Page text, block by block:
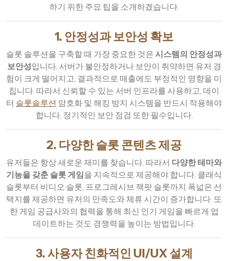
하기 위한 주요 팁을 소개하겠습니다.
1. 안정성과 보안성 확보
슬롯 솔루션을 구축할 때 가장 중요한 것은 시스템의 안정성과
보안성입니다. 서버가 불안정하거나 보안이 취약하면 유저 경
험이 크게 떨어지고, 결과적으로 매출에도 부정적인 영향을 미
칩니다. 따라서 신뢰할 수 있는 서버 인프라를 사용하고, 데이
터 슬롯솔루션 암호화 및 해킹 방지 시스템을 반드시 적용해야
합니다. 정기적인 보안 점검 또한 필수입니다.
2. 다양한 슬롯 콘텐츠 제공
유저들은 항상 새로운 재미를 찾습니다. 따라서 다양한 테마와
기능을 갖춘 슬롯 게임을 지속적으로 제공해야 합니다. 클래식
슬롯부터 비디오 슬롯, 프로그레시브 잭팟 슬롯까지 폭넓은 선
택지를 제공하면 유저의 만족도와 체류 시간이 증가합니다. 또
한 게임 공급사와의 협력을 통해 최신 인기 게임을 빠르게 업
데이트하는 것도 경쟁력을 높이는 방법입니다.
3. 사용자 친화적인 UI/UX 설계